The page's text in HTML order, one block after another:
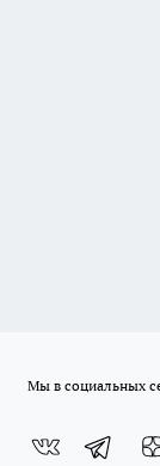
Мы в социальных